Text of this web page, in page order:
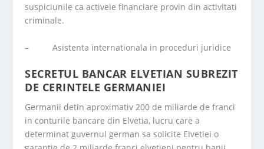
suspiciunile ca activele financiare provin din activitati
criminale.
– Asistenta internationala in proceduri juridice
SECRETUL BANCAR ELVETIAN SUBREZIT
DE CERINTELE GERMANIEI
Germanii detin aproximativ 200 de miliarde de franci
in conturile bancare din Elvetia, lucru care a
determinat guvernul german sa solicite Elvetiei o